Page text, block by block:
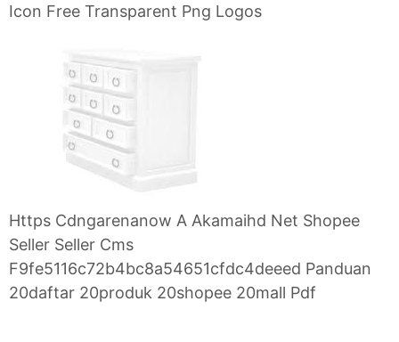
Icon Free Transparent Png Logos
Https Cdngarenanow A Akamaihd Net Shopee
Seller Seller Cms
F9fe5116c72b4bc8a54651cfdc4deeed Panduan
20daftar 20produk 20shopee 20mall Pdf